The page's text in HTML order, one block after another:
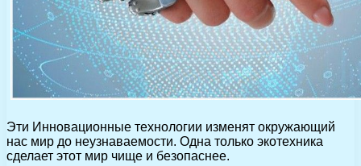
Эти Инновационные технологии изменят окружающий
нас мир до неузнаваемости. Одна только экотехника
сделает этот мир чище и безопаснее.